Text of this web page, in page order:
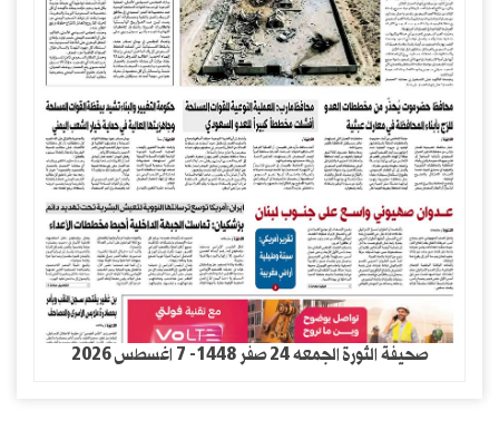
صحيفة الثورة الجمعه 24 صفر 1448- 7 اغسطس 2026